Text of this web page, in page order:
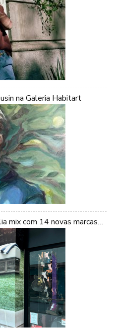
na Galeria Habitart
mix com 14 novas marcas…